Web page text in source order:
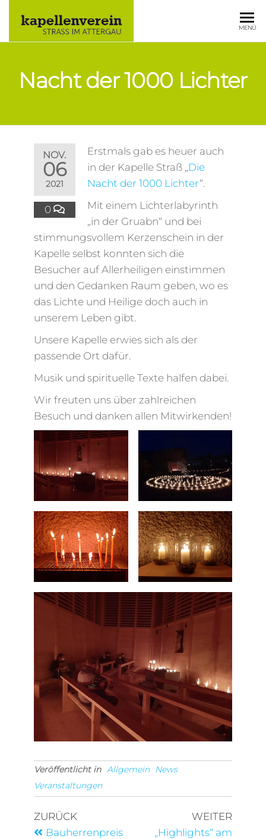
ATTERGAU
MENÜ
Nacht der 1000 Lichter
NOV.
06
2021
0
Erstmals gab es heuer auch
in der Kapelle Straß „Die
Nacht der 1000 Lichter“.
Mit einem Lichterlabyrinth
„in der Gruabn“ und bei
stimmungsvollem Kerzenschein in der
Kapelle selbst konnten sich die
Besucher auf Allerheiligen einstimmen
und den Gedanken Raum geben, wo es
das Lichte und Heilige doch auch in
unserem Leben gibt.
Unsere Kapelle erwies sich als der
passende Ort dafür.
Musik und spirituelle Texte halfen dabei.
Wir freuten uns über zahlreichen
Besuch und danken allen Mitwirkenden!
Veröffentlicht in Allgemein
News
Veranstaltungen
ZURÜCK
Bauherrenpreis
WEITER
„Highlights“ am